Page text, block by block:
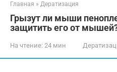
Главная » Дератизация
Грызут ли мыши
защитить его от
На чтение: 24 мин